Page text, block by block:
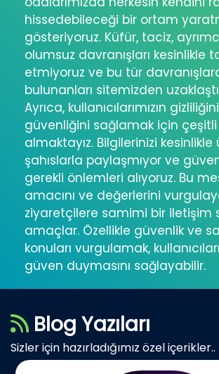
hissedebileceği bir ortam
gösteriyoruz. Küfür, taciz,
olumsuz davranışları kesinlikle
etmiyoruz ve bu tür
bulunanları sitemizden
Ayrıca, kullanıcılarımızın
güvenliğini sağlamak için
almaktayız. Bilgilerinizi
şahıslarla paylaşmıyor ve
gerekli önlemleri alıyoruz. Bu
amacını ve değerlerini
ziyaretçilere samimi bir iletişim
amaçlar. Özellikle güvenlik ve
konuları vurgulamak,
güven duymasını sağlayabilir.
Blog Yazıları
Sizler için hazırladığımız özel içerikler..